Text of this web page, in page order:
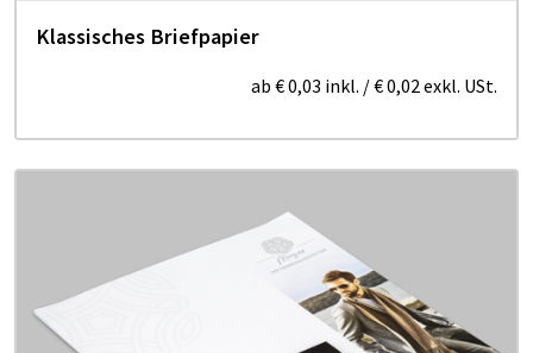
Klassisches Briefpapier
ab € 0,03 inkl. /€ 0,02exkl. USt.